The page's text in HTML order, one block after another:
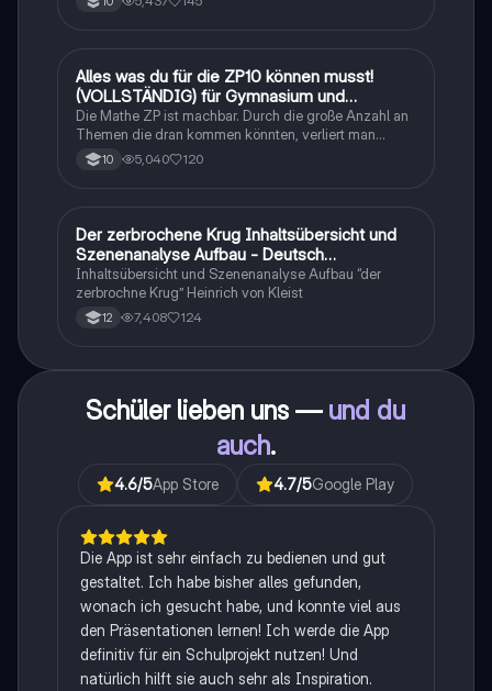
Mathe
Alles was du für die ZP10 können musst!
(VOLLSTÄNDIG) für Gymnasium und
Realschule
Die Mathe ZP ist machbar. Durch die große Anzahl an
Themen die dran kommen könnten, verliert man
schnell den Überblick. Also habe ich von den kleinsten
Themen bis hin zu den größten alles
10 5,040 120
Deutsch
Der zerbrochene Krug Inhaltsübersicht und
Szenenanalyse Aufbau - Deutsch
Q1/Q2/Abitur
Inhaltsübersicht und Szenenanalyse Aufbau “der
zerbrochne Krug” Heinrich von Kleist
12 7,408 124
Schüler lieben uns — und du
auch.
4.6/5App Store 4.7/5Google Play
Die App ist sehr einfach zu bedienen und gut
gestaltet. Ich habe bisher alles gefunden,
wonach ich gesucht habe, und konnte viel aus
den Präsentationen lernen! Ich werde die App
definitiv für ein Schulprojekt nutzen! Und
natürlich hilft sie auch sehr als Inspiration.